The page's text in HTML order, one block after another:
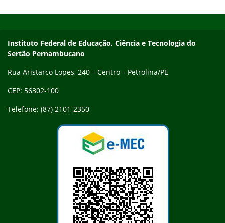
Endereço
Instituto Federal de Educação, Ciência e Tecnologia do
Sertão Pernambucano
Rua Aristarco Lopes, 240 – Centro – Petrolina/PE
CEP: 56302-100
Telefone: (87) 2101-2350